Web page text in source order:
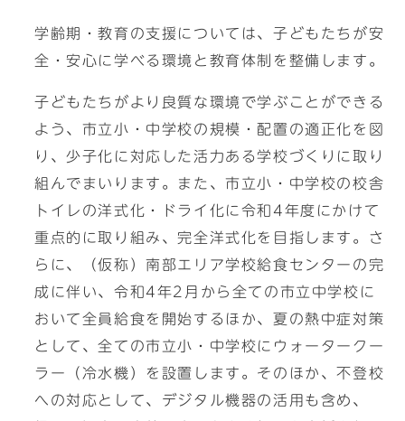
学齢期・教育の支援については、子どもたちが安
全・安心に学べる環境と教育体制を整備します。
子どもたちがより良質な環境で学ぶことができる
よう、市立小・中学校の規模・配置の適正化を図
り、少子化に対応した活力ある学校づくりに取り
組んでまいります。また、市立小・中学校の校舎
トイレの洋式化・ドライ化に令和4年度にかけて
重点的に取り組み、完全洋式化を目指します。さ
らに、（仮称）南部エリア学校給食センターの完
成に伴い、令和4年2月から全ての市立中学校に
おいて全員給食を開始するほか、夏の熱中症対策
として、全ての市立小・中学校にウォータークー
ラー（冷水機）を設置します。そのほか、不登校
への対応として、デジタル機器の活用も含め、